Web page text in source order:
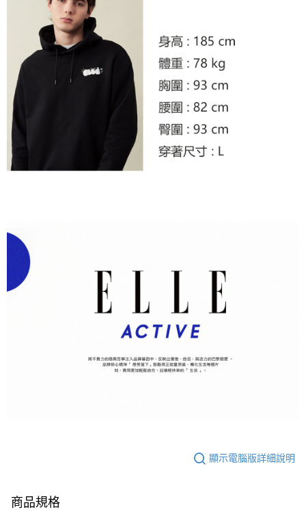
顯示電腦版詳細說明
商品規格